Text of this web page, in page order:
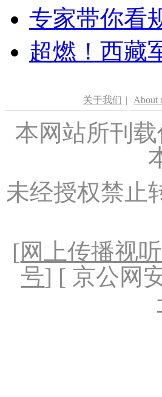
专家带你看
超燃！西藏
关于我们 | About
本网站所刊
未经授权禁止
[网上传播视
号] [ 京公网